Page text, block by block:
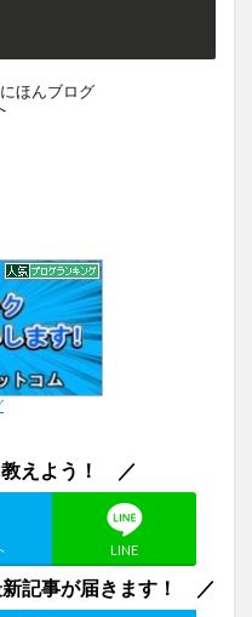
えよう！ ／
LINE
記事が届きます！ ／